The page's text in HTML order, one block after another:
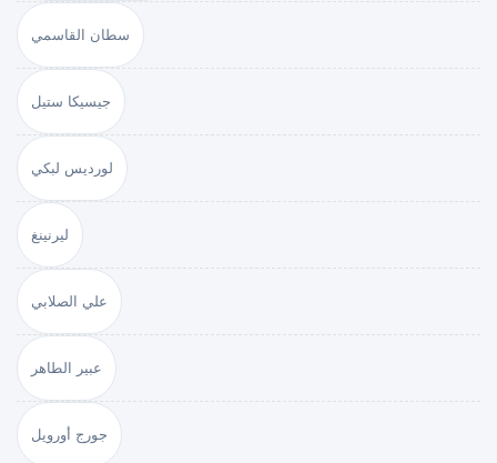
سطان القاسمي
جيسيكا ستيل
لورديس لبكي
ليرنينغ
علي الصلابي
عبير الطاهر
جورج أورويل